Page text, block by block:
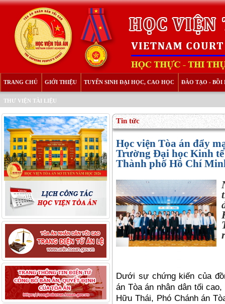
TRANG CHỦ GIỚI THIỆU TUYỂN SINH ĐẠI HỌC, CAO HỌC ĐÀO TẠO - BỒI
THƯ VIỆN TÀI LIỆU
Tin tức
Học viện Tòa án đẩy
Trường Đại học Kinh
Thành phố Hồ Chí
Dưới sự chứng kiến của
án Tòa án nhân dân tối cao,
Hữu Thái, Phó Chánh án